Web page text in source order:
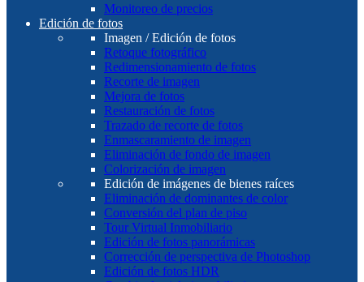
Monitoreo de precios
Edición de fotos
Imagen / Edición de fotos
Retoque fotográfico
Redimensionamiento de fotos
Recorte de imagen
Mejora de fotos
Restauración de fotos
Trazado de recorte de fotos
Enmascaramiento de imagen
Eliminación de fondo de imagen
Colorización de imagen
Edición de imágenes de bienes raíces
Eliminación de dominantes de color
Conversión del plan de piso
Tour Virtual Inmobiliario
Edición de fotos panorámicas
Corrección de perspectiva de Photoshop
Edición de fotos HDR